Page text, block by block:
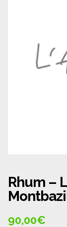
Politique de
Rhum –
90,00€